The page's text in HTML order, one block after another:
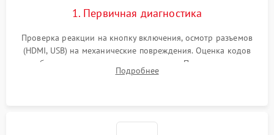
1. Первичная диагностика
Проверка реакции на кнопку включения, осмотр разъемов
(HDMI, USB) на механические повреждения. Оценка кодов
ошибок на экране или по индикаторам. Проверка чтения
дисков, работы геймпадов и наличия гарантийных пломб.
Подробнее